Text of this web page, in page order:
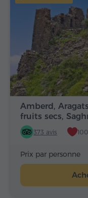
Amberd,
fruits secs,
373 avis
Prix par personne